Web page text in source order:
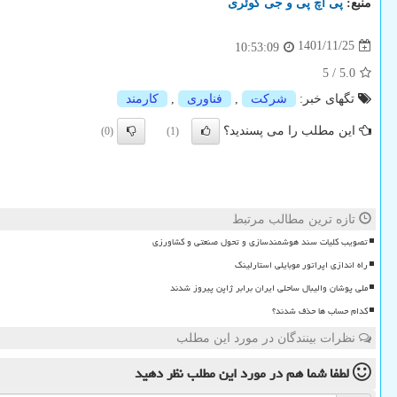
منبع: پی اچ پی و جی كوئری
1401/11/25
10:53:09
5.0
/
5
تگهای خبر:
شركت فناوری كارمند
این مطلب را می پسندید؟ (1)
(0)
تازه ترین مطالب مرتبط
تصویب کلیات سند هوشمندسازی و تحول صنعتی و کشاورزی
راه اندازی اپراتور موبایلی استارلینک
ملی پوشان والیبال ساحلی ایران برابر ژاپن پیروز شدند
کدام حساب ها حذف شدند؟
نظرات بینندگان در مورد این مطلب
لطفا شما همدر مورد این مطلبنظر دهید